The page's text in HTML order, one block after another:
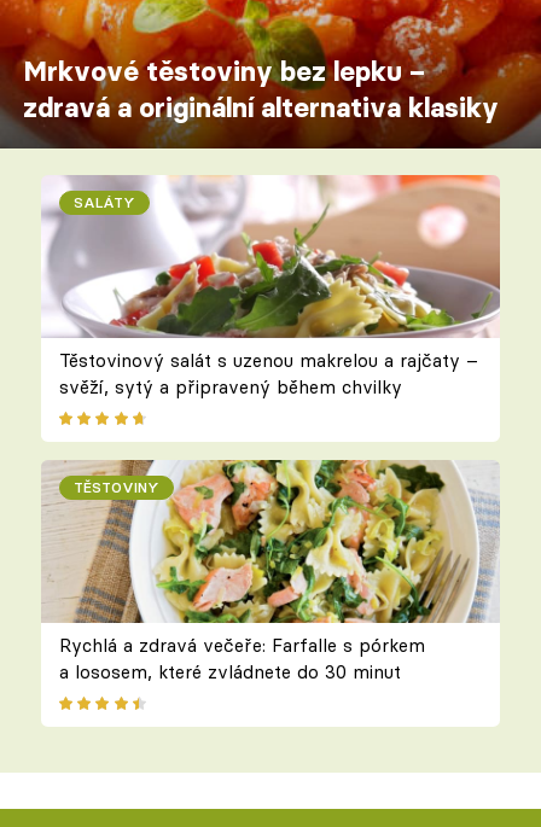
Mrkvové těstoviny bez lepku –
zdravá a originální alternativa klasiky
SALÁTY
Těstovinový salát s uzenou makrelou a rajčaty –
svěží, sytý a připravený během chvilky
TĚSTOVINY
Rychlá a zdravá večeře: Farfalle s pórkem
a lososem, které zvládnete do 30 minut